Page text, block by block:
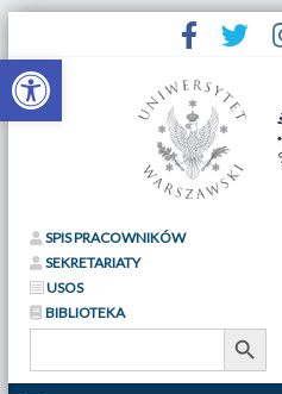
Otwórz pasek narzędzi
SPIS PRACOWNIKÓW
SEKRETARIATY
USOS
BIBLIOTEKA
Search
Search Button